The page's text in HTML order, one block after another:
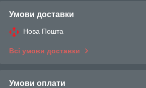
Умови доставки
Нова Пошта
Всі умови доставки
Умови оплати